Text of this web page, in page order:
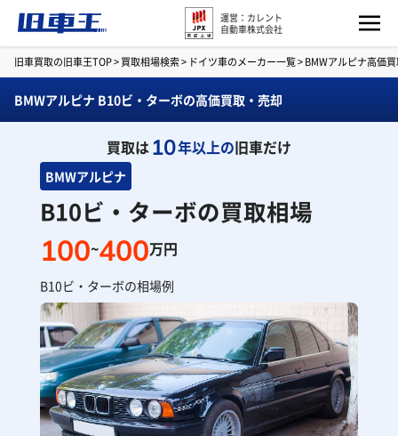
運営：カレント
自動車株式会社
旧車買取の旧車王TOP>買取相場検索> ドイツ車のメーカー一覧>BMWアルピナ高価
BMWアルピナ B10ビ・ターボの高価買取・売却
買取は10年以上の旧車だけ
BMWアルピナ
B10ビ・ターボの買取相場
100~400万円
B10ビ・ターボの相場例